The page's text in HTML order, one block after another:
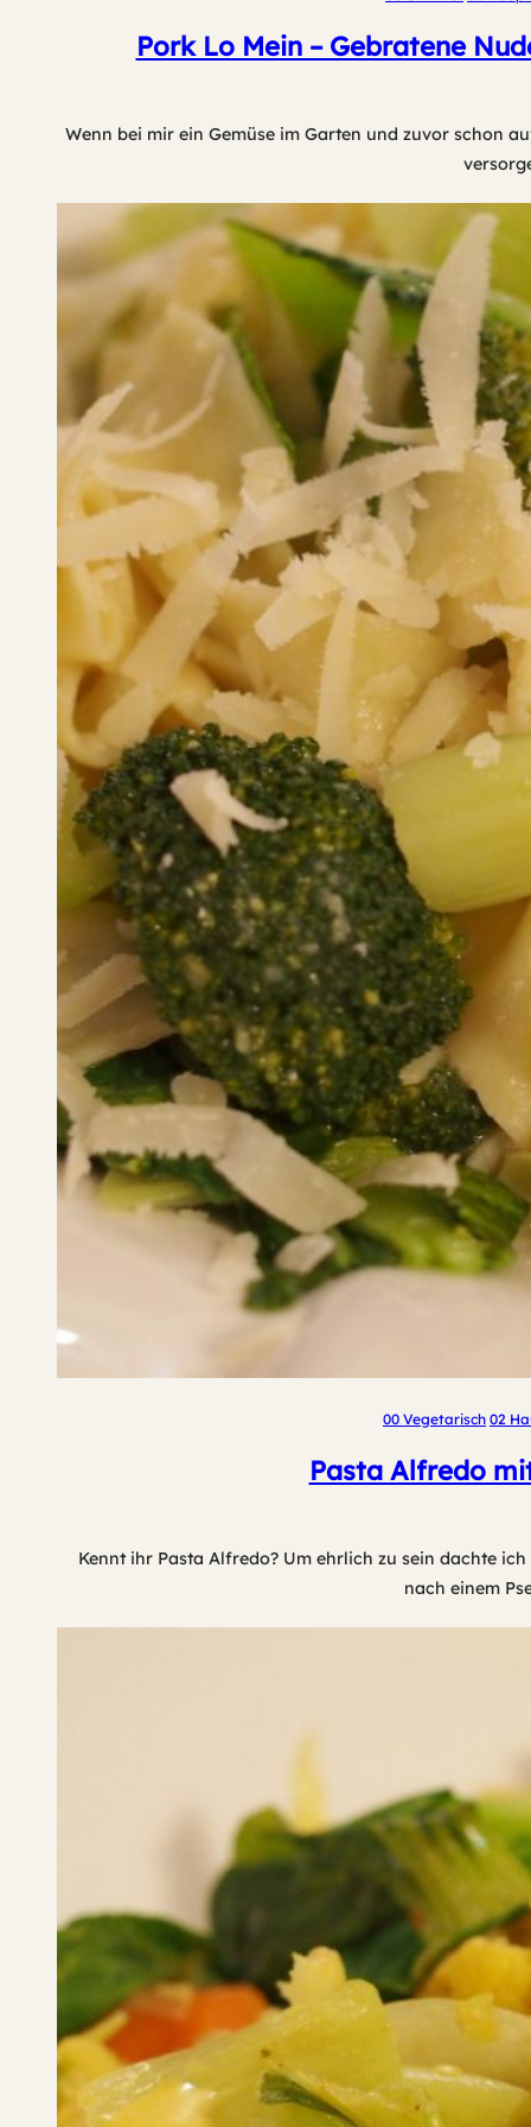
Pork Lo Mein – Gebratene
Wenn bei mir ein Gemüse im Garten und zuvor schon
00 Vegetarisch 02
Pasta Alfredo
Kennt ihr Pasta Alfredo? Um ehrlich zu sein dachte
nach einem